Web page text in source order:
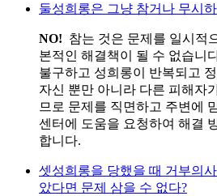
둘성희롱은 그냥 참거나 무시
NO! 참는 것은 문제를 일시적
본적인 해결책이 될 수 없습니
불구하고 성희롱이 반복되고
자신 뿐만 아니라 다른 피해자
므로 문제를 직면하고 주변에
센터에 도움을 요청하여 해결
합니다.
셋성희롱을 당했을 때 거부의
았다면 문제 삼을 수 없다?